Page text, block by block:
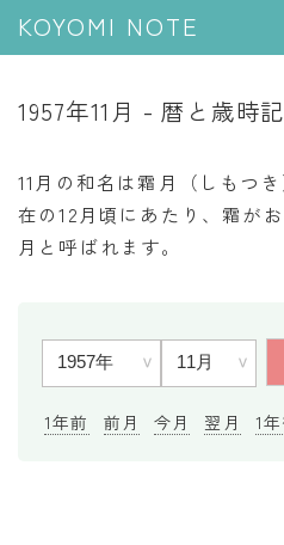
KOYOMI NOTE
五節句
年中行事
七十二候
雑節
1957年11月 - 暦と歳時記
11月の和名は霜月（しもつ
在の12月頃にあたり、霜が
月と呼ばれます。
1年前 前月 今月 翌月 1